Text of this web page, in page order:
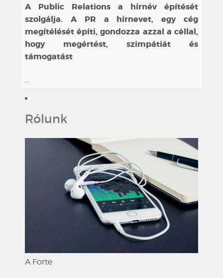
A Public Relations a hírnév építését
szolgálja. A PR a hírnevet, egy cég
megítélését építi, gondozza azzal a céllal,
hogy megértést, szimpátiát és
támogatást
Rólunk
A Forte